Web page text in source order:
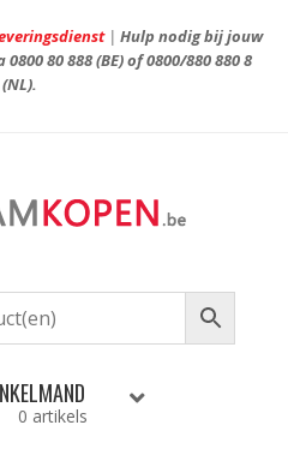
| Hulp nodig bij jouw
0800 80 888(BE) of0800/880 880 8
(NL).
0 artikels